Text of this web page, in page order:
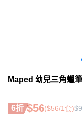
Maped 幼兒三角蠟
6折 $56($56/1套)